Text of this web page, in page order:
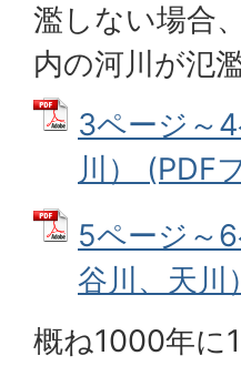
濫しない場合
内の河川が氾
3ページ～
川） (PDF
5ページ～
谷川、天川
概ね1000年に